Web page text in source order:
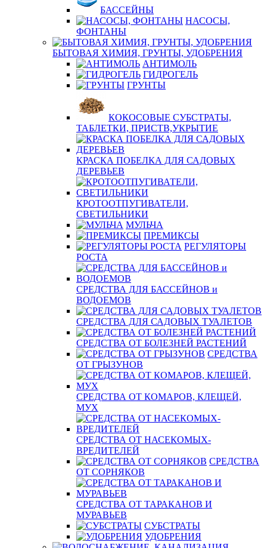
БАССЕЙНЫ
НАСОСЫ,
ФОНТАНЫ
БЫТОВАЯ ХИМИЯ, ГРУНТЫ, УДОБРЕНИЯ
АНТИМОЛЬ
ГИДРОГЕЛЬ
ГРУНТЫ
КОКОСОВЫЕ СУБСТРАТЫ,
ТАБЛЕТКИ, ПРИСТВ,УКРЫТИЕ
КРАСКА ПОБЕЛКА ДЛЯ САДОВЫХ
ДЕРЕВЬЕВ
КРОТООТПУГИВАТЕЛИ,
СВЕТИЛЬНИКИ
МУЛЬЧА
ПРЕМИКСЫ
РЕГУЛЯТОРЫ
РОСТА
СРЕДСТВА ДЛЯ БАССЕЙНОВ и
ВОДОЕМОВ
СРЕДСТВА ДЛЯ САДОВЫХ ТУАЛЕТОВ
СРЕДСТВА ОТ БОЛЕЗНЕЙ РАСТЕНИЙ
СРЕДСТВА
ОТ ГРЫЗУНОВ
СРЕДСТВА ОТ КОМАРОВ, КЛЕЩЕЙ,
МУХ
СРЕДСТВА ОТ НАСЕКОМЫХ-
ВРЕДИТЕЛЕЙ
СРЕДСТВА
ОТ СОРНЯКОВ
СРЕДСТВА ОТ ТАРАКАНОВ И
МУРАВЬЕВ
СУБСТРАТЫ
УДОБРЕНИЯ